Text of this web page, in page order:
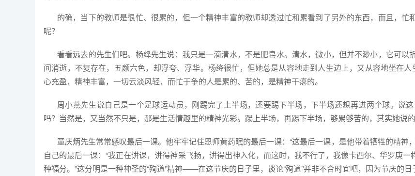
的确，当下的教师是很忙、很累的，但一个精神丰富的教师却透过忙和累看到了另外的东西，而且，
呢？
看看远去的先生们吧。杨绛先生说：我只是一滴清水，不是肥皂水。清水，微小，但并不渺小，它可
间消逝，不复存在，五颜六色，却浮夸、浮华。杨绛很忙，但她总是从容地走到人生边上，又从容地坐在
心充盈，精神丰富，一切云淡风轻，而忙于争的人是累的、苦的，是精神干瘪的。
周小燕先生说自己是一个足球运动员，刚踢完了上半场，还要踢下半场，下半场还想再进两个球。说
吗？当然是，又当然不只是，那是生活情趣里的精神光彩。踢上半场，再踢下半场，够累够苦的，其实她说的
童庆炳先生常常感叹最后一课。他牢牢记住恩师黄药眠的最后一课：“这最后一课，是他带着牺牲的精神
自己的最后一课：“我正在讲课，讲得神采飞扬，讲得出神入化，而这时，我不行了，我像卡西尔、华罗庚
种福分。”这分明是一种神圣的“殉道”精神——在这节庆的日子里，谈论“殉道”并非不合时宜吧，因为节庆的日